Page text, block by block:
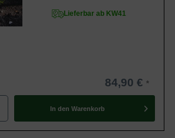
Lieferbar ab KW41
84,90 €
In den Warenkorb